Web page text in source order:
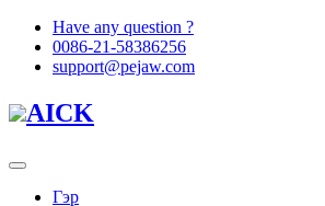
Have any question ?
0086-21-58386256
support@pejaw.com
AICK
Гэр